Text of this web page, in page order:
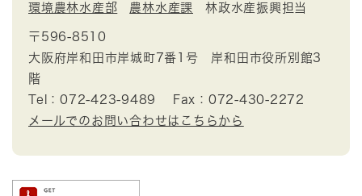
環境農林水産部 農林水産課 林政水産振興担当
〒596-8510
大阪府岸和田市岸城町7番1号 岸和田市役所別館3
階
Tel：072-423-9489
Fax：072-430-2272
メールでのお問い合わせはこちらから